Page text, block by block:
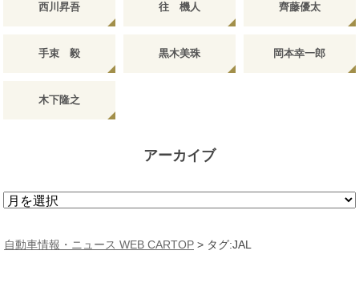
西川昇吾 往 機人 齊藤優太
手束 毅 黒木美珠 岡本幸一郎
木下隆之
アーカイブ
ア
カ
自動車情報・ニュース WEB CARTOP > タグ:JAL